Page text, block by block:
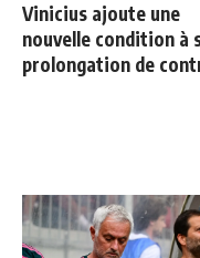
Vinicius ajoute une
nouvelle condition à
prolongation de